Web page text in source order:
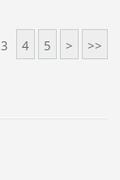
3 4 5 > >>